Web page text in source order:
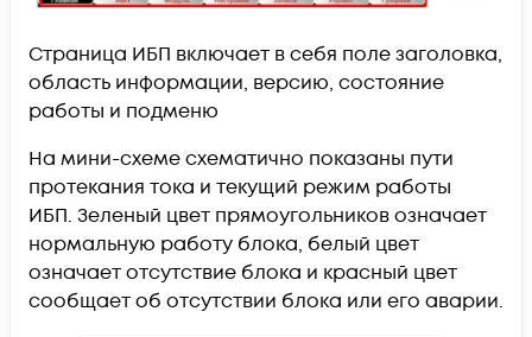
Страница ИБП включает в себя поле заголовка,
область информации, версию, состояние
работы и подменю
На мини-схеме схематично показаны пути
протекания тока и текущий режим работы
ИБП. Зеленый цвет прямоугольников означает
нормальную работу блока, белый цвет
означает отсутствие блока и красный цвет
сообщает об отсутствии блока или его аварии.